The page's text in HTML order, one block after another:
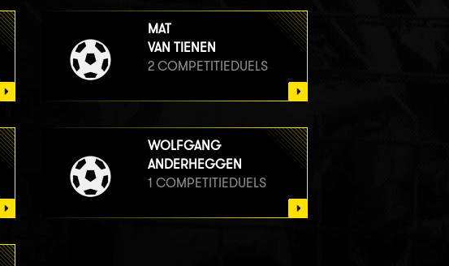
MAT
VAN TIENEN
2 COMPETITIEDUELS
WOLFGANG
ANDERHEGGEN
1 COMPETITIEDUELS